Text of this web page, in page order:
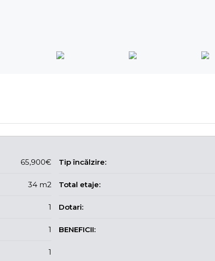
65,900€
34 m2
1
1
1
Tip încălzire:
Total etaje:
Dotari:
BENEFICII: